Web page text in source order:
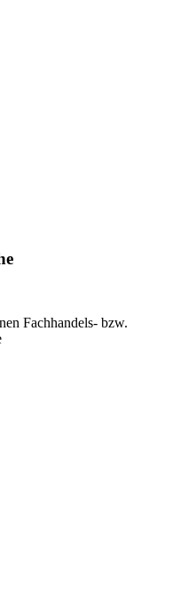
Fachhandels- bzw.